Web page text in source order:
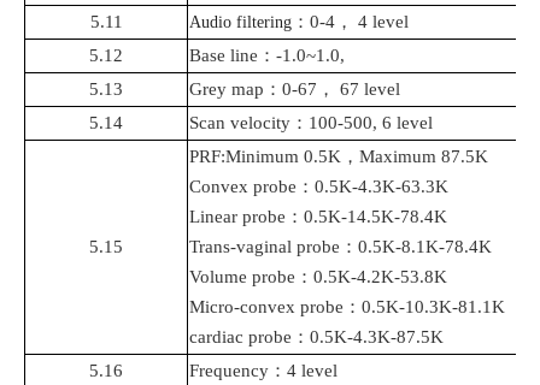
5.11
Audio filtering ： 0-4 ， 4 level
5.12
Base line ： -1.0~1.0,
5.13
Grey map ： 0-67 ， 67 level
5.14
Scan velocity ： 100-500, 6 level
5.15
PRF:Minimum 0.5K ， Maximum 87.5K
Convex probe ： 0.5K-4.3K-63.3K
Linear probe ： 0.5K-14.5K-78.4K
Trans-vaginal probe ： 0.5K-8.1K-78.4K
Volume probe ： 0.5K-4.2K-53.8K
Micro-convex probe ： 0.5K-10.3K-81.1K
cardiac probe ： 0.5K-4.3K-87.5K
5.16
Frequency ： 4 level